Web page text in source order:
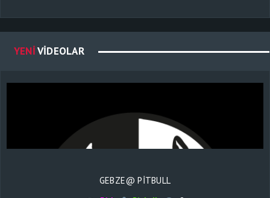
YENIVIDEOLAR
GEBZE@ PİTBULL